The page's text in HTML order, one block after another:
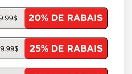
LES DÉTAILS